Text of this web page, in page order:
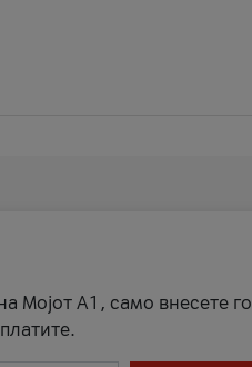
Мојот А1, само внесете го